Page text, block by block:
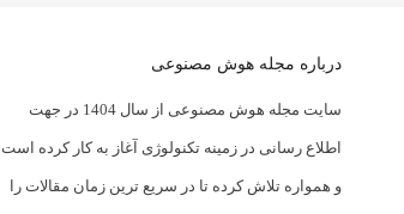
درباره مجله هوش مصنوعی
سایت مجله هوش مصنوعی از سال 1404 در جهت
اطلاع رسانی در زمینه تکنولوژی آغاز به کار کرده است
و همواره تلاش کرده تا در سریع ترین زمان مقالات را